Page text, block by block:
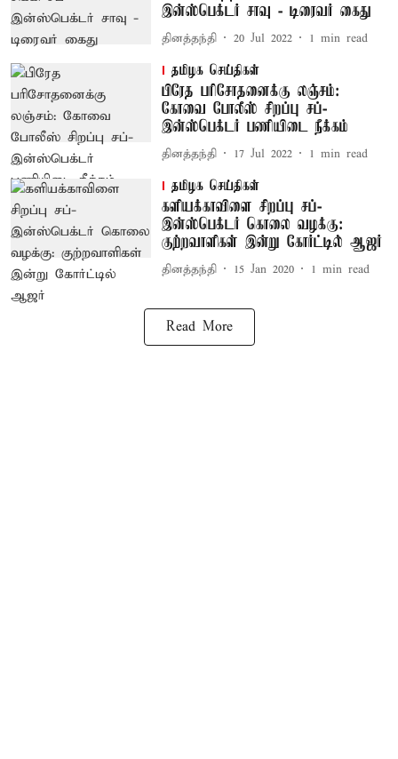
இன்ஸ்பெக்டர் சாவு - டிரைவர் கைது
தினத்தந்தி 20 Jul 2022 1 min read
தமிழக செய்திகள்
பிரேத பரிசோதனைக்கு லஞ்சம்:
கோவை போலீஸ் சிறப்பு சப்-
இன்ஸ்பெக்டர் பணியிடை நீக்கம்
தினத்தந்தி 17 Jul 2022 1 min read
தமிழக செய்திகள்
களியக்காவிளை சிறப்பு சப்-
இன்ஸ்பெக்டர் கொலை வழக்கு:
குற்றவாளிகள் இன்று கோர்ட்டில் ஆஜர்
தினத்தந்தி 15 Jan 2020 1 min read
Read More